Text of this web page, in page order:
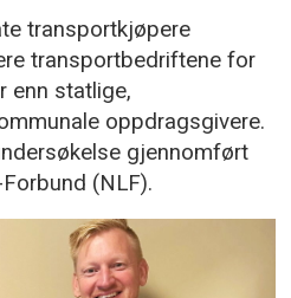
transportkjøpere
transportbedriftene for
enn statlige,
oppdragsgivere.
gjennomført
(NLF).